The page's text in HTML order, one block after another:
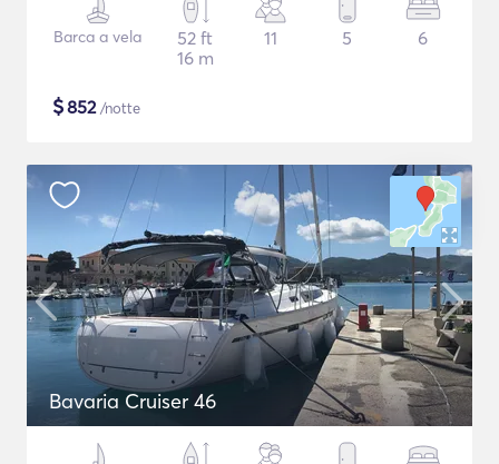
Barca a vela
52 ft
16 m
11 5 6
$852/notte
Bavaria Cruiser 46